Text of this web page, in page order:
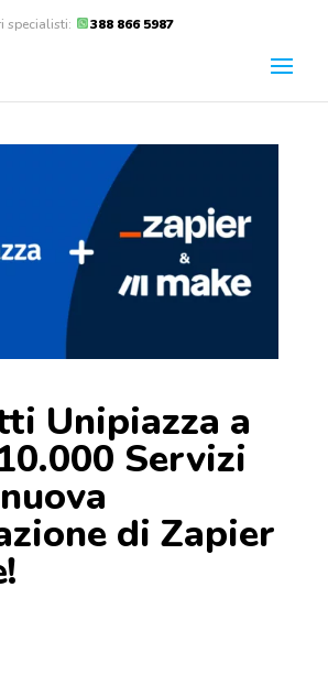
specialisti: 388 866 5987
Unipiazza a
Servizi
di Zapier